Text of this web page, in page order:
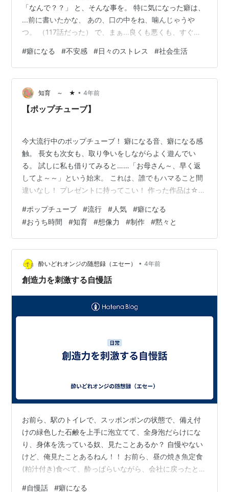
「なんで？？」 と、そんな事を。 特に気になった癖は、
...前に書いたかな、 あの、口の中をね、噛んじゃうや
つ。 （117話だった） で、まぁ...良くも悪くも、すぐに
を。（暇なのかな？） 結果、 『ストレスや不安感などが
原因になるらしい』 とのことでした。 （あくまで考えら
れる一因） ......いや、 ストレスが原因の行動、多くな
い？？ 何事もとりあえず、 『原因：ストレス』なの
何？？ それなりに根拠はあるよな？？ 「ストレスによ…
#癖になる #不安感 #日々のストレス #社会生活
知育 ～ ★ • 4年前
【ポップチューブ】
今大流行中のポップチューブ！ 癖になる音、癖になる感
触。 長女も次女も、取り争いをしながらよく遊んでい
る。 試しに私も借りてみると……「お母さん～、早く返
してよ～～」という始末。 これは、誰でもハマること間
違いなし！ プレゼントに持ってこい！ 作った作品は☆
作品「リボンと英語とハート」 （英語とは、Мのこ
と。。） ↑ 長女の作品「蝶々の食卓」 など。 【楽しい
ポイント♪】 ※ ５歳：ポキポキ、パキパキといいおとがな
っておもしろい！なんでもつくれてたのしいよ！わたし
は、えいごもつくれるんだー✨ ※１２歳：これは、癖にな
る！！いつでもどこでも…
#ポップチューブ #流行 #人気 #癖になる
#おうち時間 #知育 #想像力 #制作 #黙々と
酔いどれオンジの随想録（エセー） • 4年前
創造力を刺激する自慢話
お前ら、駅のトイレで、スッポンポンの状態で、備え付
けの緑色した石鹸を上手に泡立てて、全身泡だらけにな
り、身体を洗っている奴、見たことあるか？ 自慢やない
けど、俺見たことあるねん！！ お前ら、昼の焼き魚定食
(粕汁付き)食べて、酔っぱらいながら、会社に戻ったとこ
#自慢話 #癖になる